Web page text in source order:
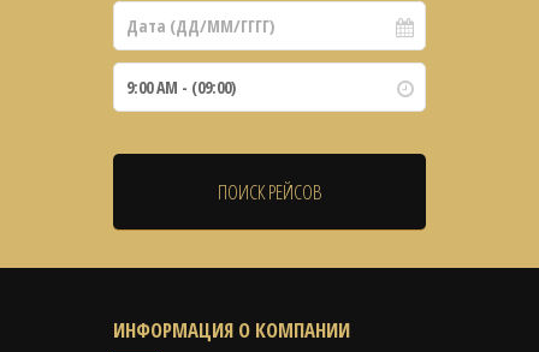
ИНФОРМАЦИЯ О КОМПАНИИ